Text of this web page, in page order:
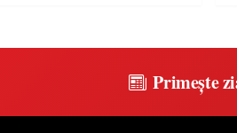
Primește